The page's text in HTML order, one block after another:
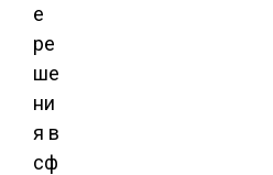
е
ре
ше
ни
я в
сф